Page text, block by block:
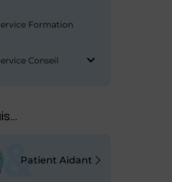
Formation
Conseil
Patient Aidant